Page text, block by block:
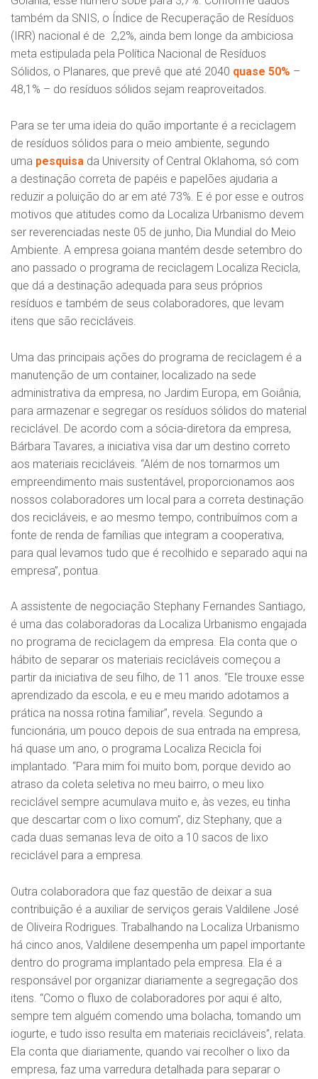
também da SNIS, o Índice de Recuperação de Resíduos
(IRR) nacional é de 2,2%, ainda bem longe da ambiciosa
meta estipulada pela Política Nacional de Resíduos
Sólidos, o Planares, que prevê que até 2040 quase 50% –
48,1% – do resíduos sólidos sejam reaproveitados.
Para se ter uma ideia do quão importante é a reciclagem
de resíduos sólidos para o meio ambiente, segundo
uma pesquisa da University of Central Oklahoma, só com
a destinação correta de papéis e papelões ajudaria a
reduzir a poluição do ar em até 73%. E é por esse e outros
motivos que atitudes como da Localiza Urbanismo devem
ser reverenciadas neste 05 de junho, Dia Mundial do Meio
Ambiente. A empresa goiana mantém desde setembro do
ano passado o programa de reciclagem Localiza Recicla,
que dá a destinação adequada para seus próprios
resíduos e também de seus colaboradores, que levam
itens que são recicláveis.
Uma das principais ações do programa de reciclagem é a
manutenção de um container, localizado na sede
administrativa da empresa, no Jardim Europa, em Goiânia,
para armazenar e segregar os resíduos sólidos do material
reciclável. De acordo com a sócia-diretora da empresa,
Bárbara Tavares, a iniciativa visa dar um destino correto
aos materiais recicláveis. “Além de nos tornarmos um
empreendimento mais sustentável, proporcionamos aos
nossos colaboradores um local para a correta destinação
dos recicláveis, e ao mesmo tempo, contribuímos com a
fonte de renda de famílias que integram a cooperativa,
para qual levamos tudo que é recolhido e separado aqui na
empresa”, pontua.
A assistente de negociação Stephany Fernandes Santiago,
é uma das colaboradoras da Localiza Urbanismo engajada
no programa de reciclagem da empresa. Ela conta que o
hábito de separar os materiais recicláveis começou a
partir da iniciativa de seu filho, de 11 anos. “Ele trouxe esse
aprendizado da escola, e eu e meu marido adotamos a
prática na nossa rotina familiar”, revela. Segundo a
funcionária, um pouco depois de sua entrada na empresa,
há quase um ano, o programa Localiza Recicla foi
implantado. “Para mim foi muito bom, porque devido ao
atraso da coleta seletiva no meu bairro, o meu lixo
reciclável sempre acumulava muito e, às vezes, eu tinha
que descartar com o lixo comum”, diz Stephany, que a
cada duas semanas leva de oito a 10 sacos de lixo
reciclável para a empresa.
Outra colaboradora que faz questão de deixar a sua
contribuição é a auxiliar de serviços gerais Valdilene José
de Oliveira Rodrigues. Trabalhando na Localiza Urbanismo
há cinco anos, Valdilene desempenha um papel importante
dentro do programa implantado pela empresa. Ela é a
responsável por organizar diariamente a segregação dos
itens. “Como o fluxo de colaboradores por aqui é alto,
sempre tem alguém comendo uma bolacha, tomando um
iogurte, e tudo isso resulta em materiais recicláveis”, relata.
Ela conta que diariamente, quando vai recolher o lixo da
empresa, faz uma varredura detalhada para separar o